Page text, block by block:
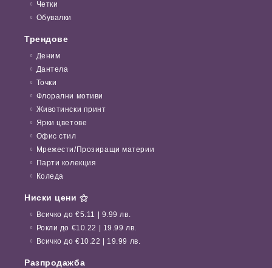
Четки
Обувалки
Трендове
Деним
Дантела
Точки
Флорални мотиви
Животински принт
Ярки цветове
Офис стил
Мрежести/Прозиращи материи
Парти колекция
Коледа
Ниски цени ⚝
Всичко до €5.11 | 9.99 лв.
Рокли до €10.22 | 19.99 лв.
Всичко до €10.22 | 19.99 лв.
Разпродажба